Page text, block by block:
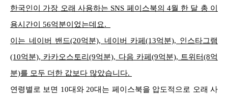
한국인이 가장 오래 사용하는 SNS 페이스북의 4월 한 달 총 이
용시간이 56억분이었는데요.
이는 네이버 밴드(20억분), 네이버 카페(13억분), 인스타그램
(10억분), 카카오스토리(9억분), 다음 카페(9억분), 트위터(8억
분)를 모두 더한 값보다 많았습니다.
연령별로 보면 10대와 20대는 페이스북을 압도적으로 오래 사